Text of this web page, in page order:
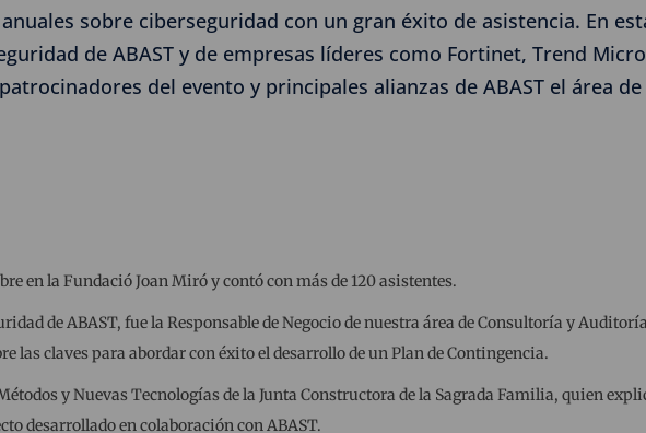
sobre ciberseguridad con un gran éxito de asistencia. En
de ABAST y de empresas líderes como Fortinet, Trend
del evento y principales alianzas de ABAST el área de
en la Fundació Joan Miró y contó con más de 120 asistentes.
de ABAST, fue la Responsable de Negocio de nuestra área de Consultoría y
las claves para abordar con éxito el desarrollo de un Plan de Contingencia.
y Nuevas Tecnologías de la Junta Constructora de la Sagrada Familia, quien
desarrollado en colaboración con ABAST.